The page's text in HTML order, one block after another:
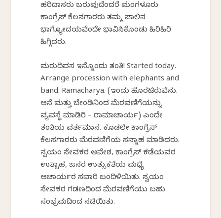
ಹರಿದಾಸರು ಬರುವುದೆಂದರೆ ಮಂಗಳೂರು
ಕಾಂಗ್ರೆಸ್ ಕೆಲಸಗಾರರು ತಮ್ಮ ಪಾಲಿನ
ಭಾಗ್ಯೋದಯವೆಂದೇ ಭಾವಿಸಿಕೊಂಡು ಹಿರಿಹಿರಿ
ಹಿಗ್ಗಿದರು.
ಮರುದಿವಸ ಇನ್ನೊಂದು ತಂತಿ! Started today.
Arrange procession with elephants and
band. Ramacharya. (ಇಂದು ಹೊರಟಿರುವೆನು.
ಆನೆ ಮತ್ತು ಬೇಂಡಿನಿಂದ ಮೆರವಣಿಗೆಯನ್ನು
ವ್ಯವಸ್ಥೆ ಮಾಡಿರಿ – ರಾಮಾಚಾರ್ಯ) ಎಂದೇ
ತಂತಿಯ ವರ್ತಮಾನ. ಕೂಡಲೇ ಕಾಂಗ್ರೆಸ್
ಕೆಲಸಗಾರರು ಮೆರವಣಿಗೆಯ ಸನ್ನಾಹ ಮಾಡಿದರು.
ಸ್ವಯಂ ಸೇವಕರ ಆವೇಶ, ಕಾಂಗ್ರೆಸ್ ಕಡೆಯವರ
ಉತ್ಸಾಹ, ಜನರ ಉತ್ಸುಕತೆಯ ಮಧ್ಯೆ
ಆಚಾರ್ಯರ ಸವಾರಿ ಬಂದಿಳಿಯಿತು. ಸ್ವಯಂ
ಸೇವಕರ ಗಡಣದಿಂದ ಮೆರವಣಿಗೆಯು ಬಹು
ಸಂಭ್ರಮದಿಂದ ನಡೆಯಿತು.